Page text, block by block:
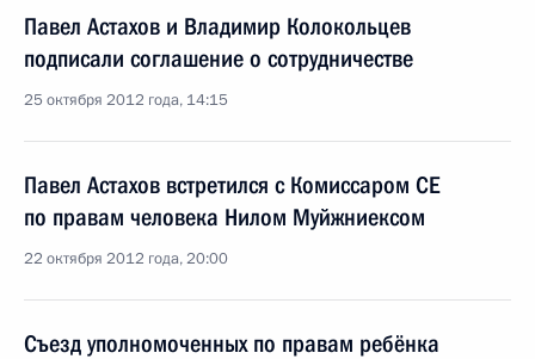
Павел Астахов и Владимир Колокольцев
подписали соглашение о сотрудничестве
25 октября 2012 года, 14:15
Павел Астахов встретился с Комиссаром СЕ
по правам человека Нилом Муйжниексом
22 октября 2012 года, 20:00
Съезд уполномоченных по правам ребёнка